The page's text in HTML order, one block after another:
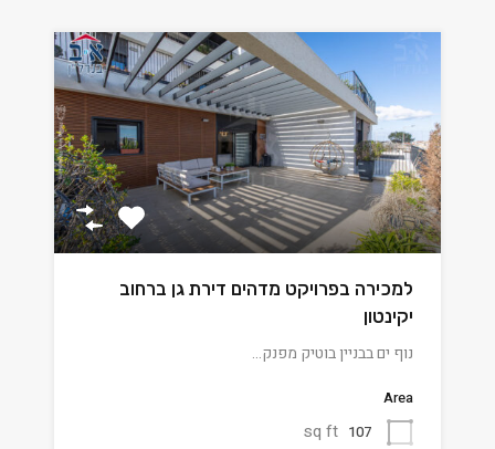
למכירה בפרויקט מדהים דירת גן ברחוב
יקינטון
נוף ים בבניין בוטיק מפנק…
Area
107
sq ft